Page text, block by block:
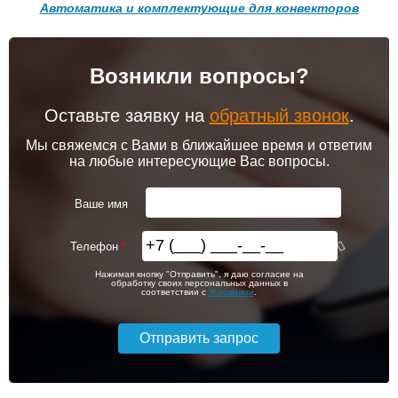
itermic Конвектор
ITT.190.400.3700
106 391
Подробнее
itermic Конвектор
102 256
Подробнее Подробнее
внутрипольный
ITTBZ.190.400.4900
itermic Конвектор
внутрипольный
ITTBZ.190.400.3100
Комплект подключения
ITFS
5 150
Модуль-адаптер itermic
6 200
Автоматика и комплектующие для конвекторов
Возникли вопросы?
Оставьте заявку на обратный звонок.
Мы свяжемся с Вами в ближайшее время и ответим
на любые интересующие Вас вопросы.
Ваше имя
Телефон
Нажимая кнопку "Отправить", я даю согласие на
обработку своих персональных данных в
соответствии с Условиями